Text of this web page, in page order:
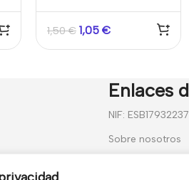
coaxial RG59
1,50€ 1,05 €
17840 Sarria de
Enlaces
NIF: ESB17932237
Sobre nosotros